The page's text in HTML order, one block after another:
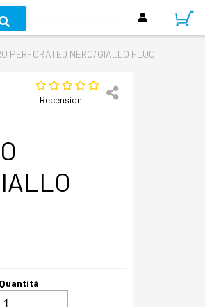
PERFORATED NERO/GIALLO FLUO
Recensioni
Quantità